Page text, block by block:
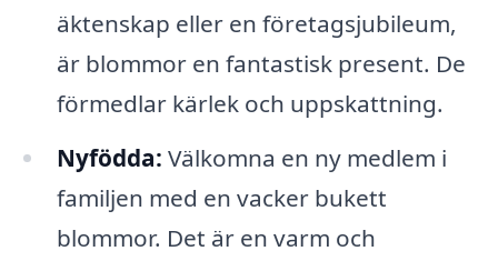
äktenskap eller en företagsjubileum,
är blommor en fantastisk present. De
förmedlar kärlek och uppskattning.
Nyfödda: Välkomna en ny medlem i
familjen med en vacker bukett
blommor. Det är en varm och